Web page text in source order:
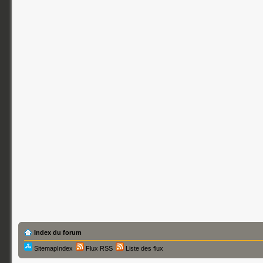
Index du forum
SitemapIndex Flux RSS Liste des flux